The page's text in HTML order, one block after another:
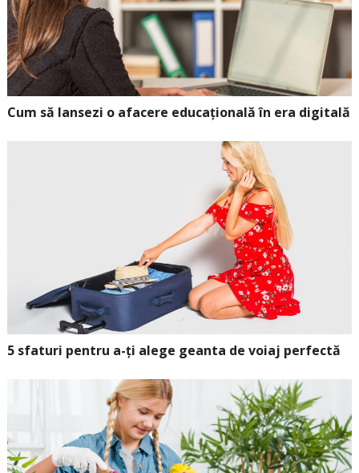
Cum să lansezi o afacere educațională în era digitală
5 sfaturi pentru a-ți alege geanta de voiaj perfectă